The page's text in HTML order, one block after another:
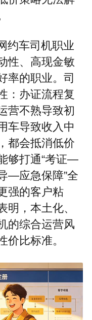
约车司机职业
性、高现金敏
率的职业。司
：办证流程复
营不熟导致初
车导致收入中
都会抵消低价
够打通“考证—
—应急保障”全
强的客户粘
明，本土化、
的综合运营风
价比标准。